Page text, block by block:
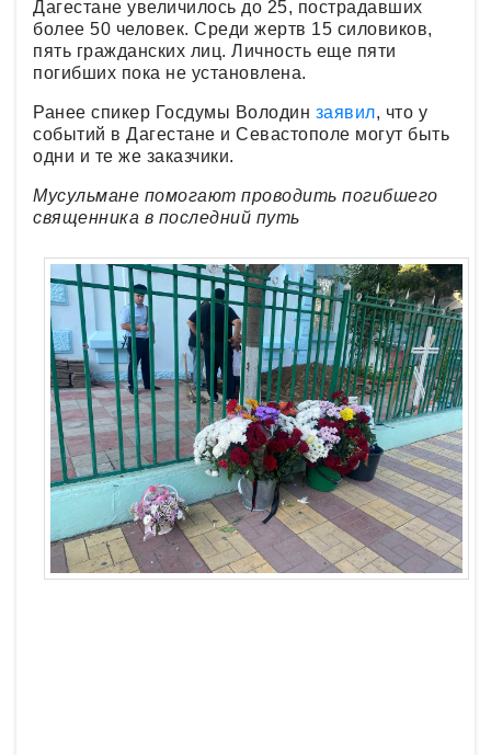
Дагестане увеличилось до 25, пострадавших
более 50 человек. Среди жертв 15 силовиков,
пять гражданских лиц. Личность еще пяти
погибших пока не установлена.
Ранее спикер Госдумы Володин заявил, что у
событий в Дагестане и Севастополе могут быть
одни и те же заказчики.
Мусульмане помогают проводить погибшего
священника в последний путь